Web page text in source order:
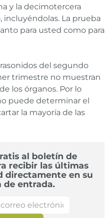
y la decimotercera
incluyéndolas. La prueba
para usted como para
del segundo
trimestre no muestran
los órganos. Por lo
puede determinar el
la mayoría de las
al boletín de
recibir las últimas
directamente en su
de entrada.